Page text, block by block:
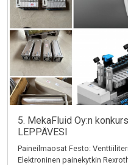
5. MekaFluid Oy:n
LEPPÄVESI
Paineilmaosat Festo:
Elektroninen painekytkin